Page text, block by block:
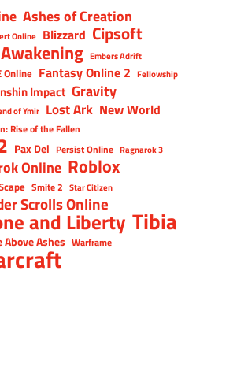
Ashes of Creation
Online Blizzard Cipsoft
Embers Adrift
Online Fantasy Online 2 Fellowship
Impact Gravity
of Ymir Lost Ark New World
Rise of the Fallen
Pax Dei Persist Online Ragnarok 3
Online Roblox
Smite 2 Star Citizen
Scrolls Online
and Liberty Tibia
Ashes Warframe